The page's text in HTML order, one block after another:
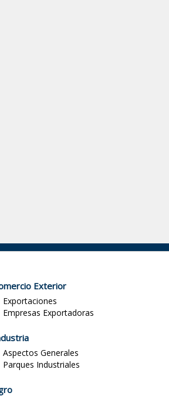
Exterior
Exportaciones
Empresas Exportadoras
Aspectos Generales
Parques Industriales